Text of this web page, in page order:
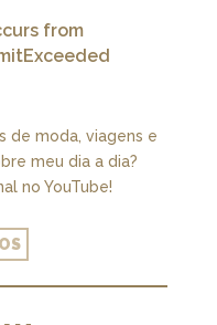
from
de moda, viagens e
meu dia a dia?
no YouTube!